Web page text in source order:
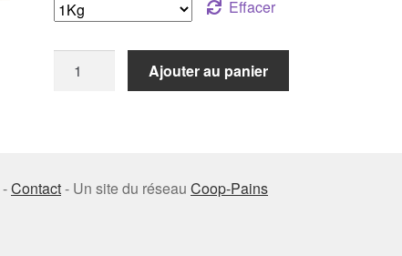
Effacer
Ajouter au panier
-Contact- Un site du réseauCoop-Pains